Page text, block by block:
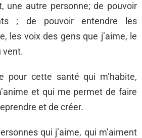
une autre personne; de pouvoir
; de pouvoir entendre les
les voix des gens que j’aime, le
vent.
pour cette santé qui m’habite,
et qui me permet de faire
et de créer.
qui j’aime, qui m’aiment